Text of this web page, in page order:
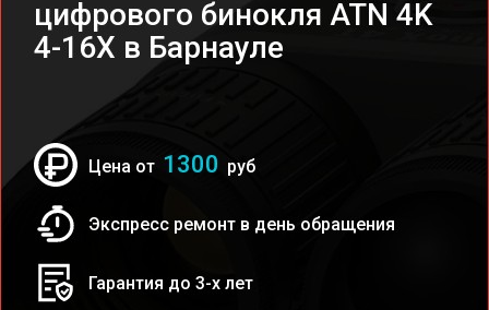
цифрового бинокля ATN 4K
4-16X в Барнауле
Цена от 1300 руб
Экспресс ремонт в день обращения
Гарантия до 3-х лет